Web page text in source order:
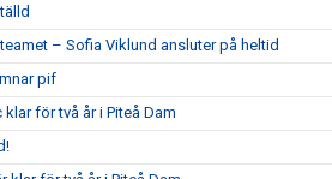
– Sofia Viklund ansluter på heltid
pif
för två år i Piteå Dam